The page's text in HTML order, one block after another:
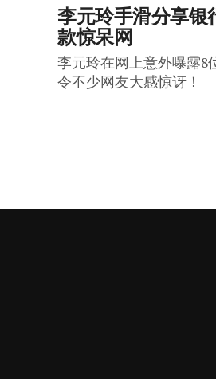
李元玲手滑分享银
款惊呆网
李元玲在网上意外曝露8
令不少网友大感惊讶！